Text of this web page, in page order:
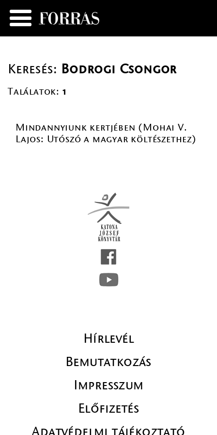
Keresés: Bodrogi Csongor
Találatok: 1
Mindannyiunk kertjében (Mohai V.
Lajos: Utószó a magyar költészethez)
Hírlevél
Bemutatkozás
Impresszum
Előfizetés
Adatvédelmi tájékoztató